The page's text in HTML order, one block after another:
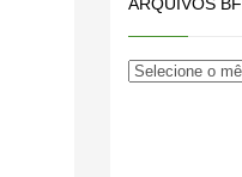
ARQUIVOS BF